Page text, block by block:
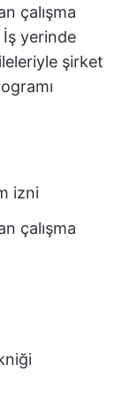
çalışma
İş yerinde
şirket
izni
çalışma